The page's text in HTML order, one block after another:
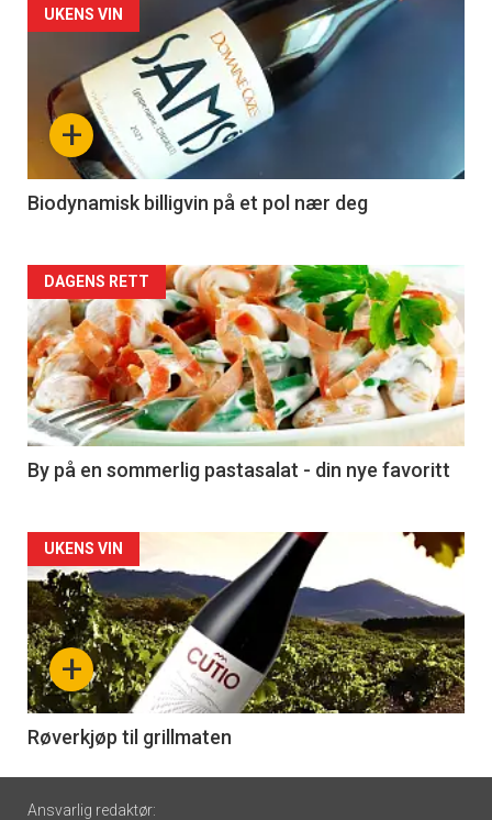
Forsiden
akkurat
nå
4
+
UKENS VIN
Biodynamisk billigvin på et pol nær deg
Forsiden
akkurat
nå
-
5
DAGENS RETT
By på en sommerlig pastasalat - din nye favoritt
Forsiden
akkurat
nå
-
6
+
UKENS VIN
Røverkjøp til grillmaten
Footer
Ansvarlig redaktør: